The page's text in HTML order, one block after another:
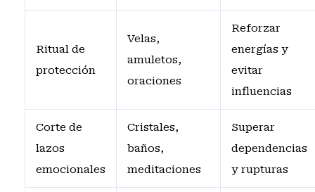
Ritual de
protección
Velas,
amuletos,
oraciones
Reforzar
energías y
evitar
influencias
Corte de
lazos
emocionales
Cristales,
baños,
meditaciones
Superar
dependencias
y rupturas